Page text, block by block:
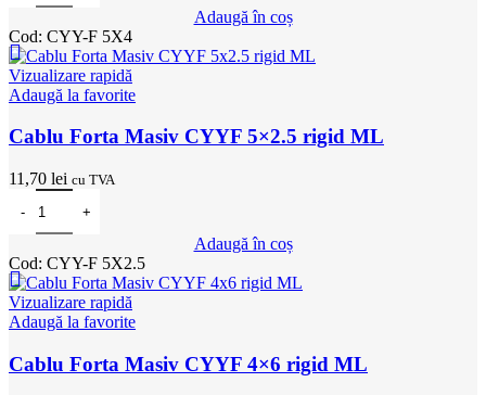
Adaugă în coș
Cod: CYY-F 5X4
Vizualizare rapidă
Adaugă la favorite
Cablu Forta Masiv CYYF 5×2.5 rigid ML
11,70 lei cu TVA
Cantitate Cablu Forta Masiv CYYF 5x2.5 rigid ML
Adaugă în coș
Cod: CYY-F 5X2.5
Vizualizare rapidă
Adaugă la favorite
Cablu Forta Masiv CYYF 4×6 rigid ML